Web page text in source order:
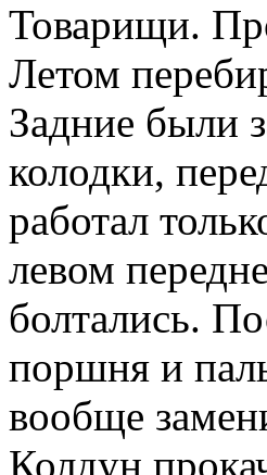
Товарищи.
Летом
Задние были
колодки,
работал
левом
болтались.
поршня и
вообще
Колдун